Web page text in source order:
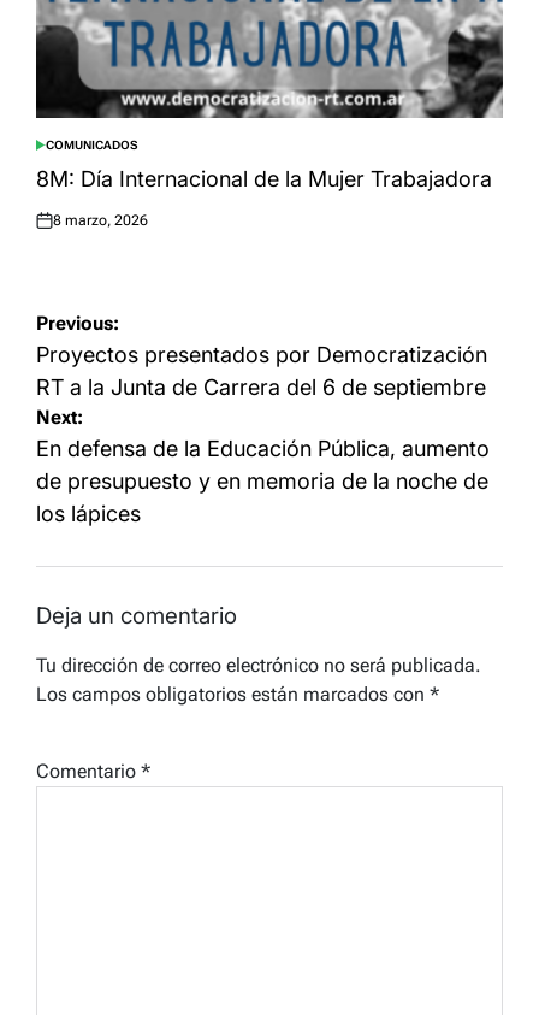
POSTED
IN
COMUNICADOS
8M: Día Internacional de la Mujer Trabajadora
Posted
8 marzo, 2026
Navegación
de
entradas
Previous:
Proyectos presentados por Democratización
RT a la Junta de Carrera del 6 de septiembre
Next:
En defensa de la Educación Pública, aumento
de presupuesto y en memoria de la noche de
los lápices
Deja un comentario
Tu dirección de correo electrónico no será publicada.
Los campos obligatorios están marcados con *
Comentario *